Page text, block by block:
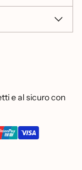
e al sicuro con